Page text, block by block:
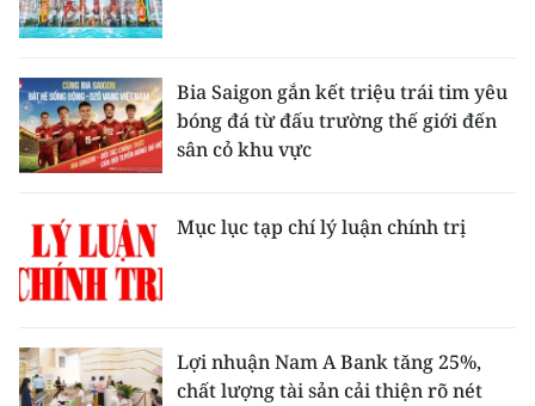
Bia Saigon gắn kết triệu trái tim yêu
bóng đá từ đấu trường thế giới đến
sân cỏ khu vực
Mục lục tạp chí lý luận chính trị
Lợi nhuận Nam A Bank tăng 25%,
chất lượng tài sản cải thiện rõ nét